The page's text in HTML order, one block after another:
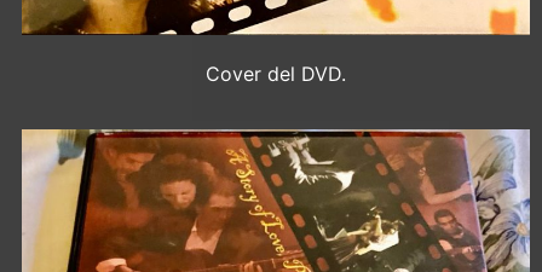
Cover del DVD.